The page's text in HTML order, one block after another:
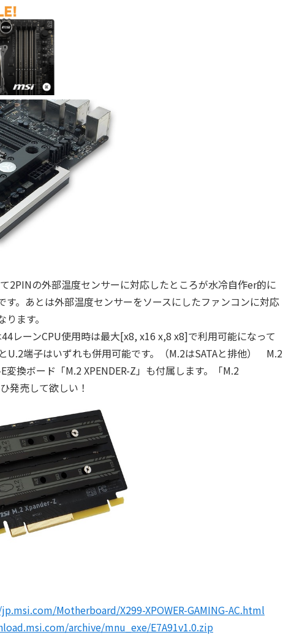
2PINの外部温度センサーに対応したところが水冷自作er的に
す。あとは外部温度センサーをソースにしたファンコンに対応
ます。
レーンCPU使用時は最大[x8, x16 x,8 x8]で利用可能になって
U.2端子はいずれも併用可能です。（M.2はSATAと排他） M.2
変換ボード「M.2 XPENDER-Z」も付属します。「M.2
発売して欲しい！
Motherboard/X299-XPOWER-GAMING-AC.html
archive/mnu_exe/E7A91v1.0.zip